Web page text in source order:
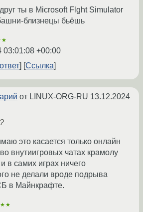
ты в Microsoft Flght Simulator
близнецы бьёшь
03:01:08 +00:00
Ссылка
от LINUX-ORG-RU 13.12.2024
это касается только онлайн
внутиигровых чатах крамолу
в самих играх ничего
не делали вроде подрыва
в Майнкрафте.